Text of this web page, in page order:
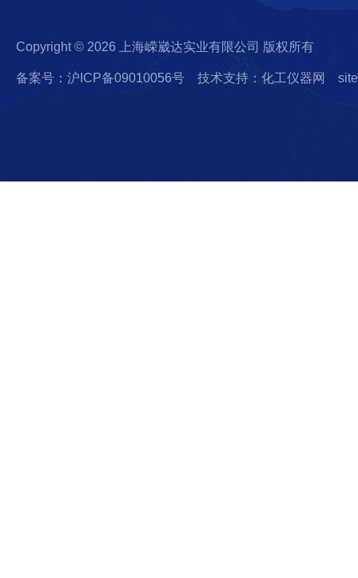
Copyright © 2026 上海嵘崴达实业有限公司 版权所有
备案号：沪ICP备09010056号 技术支持：化工仪器网